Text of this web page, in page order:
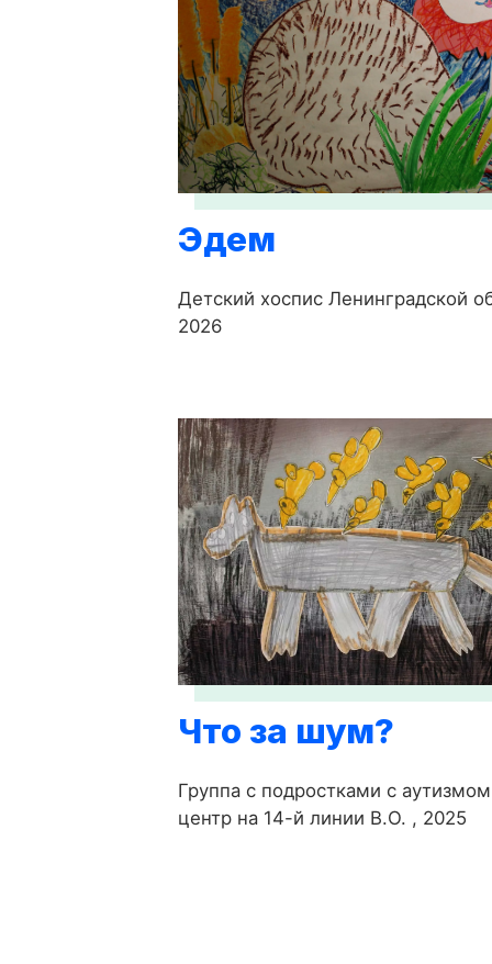
Эдем
Детский хоспис Ленинградской
2026
Что за шум?
Группа с подростками с
центр на 14-й линии В.О. , 2025